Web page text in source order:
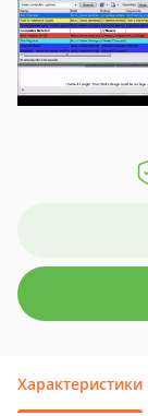
Характеристики